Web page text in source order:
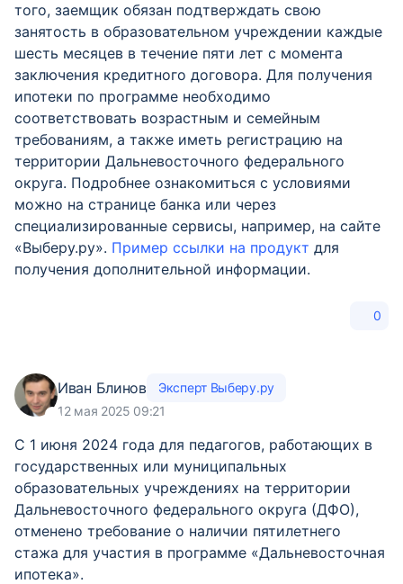
того, заемщик обязан подтверждать свою
занятость в образовательном учреждении каждые
шесть месяцев в течение пяти лет с момента
заключения кредитного договора. Для получения
ипотеки по программе необходимо
соответствовать возрастным и семейным
требованиям, а также иметь регистрацию на
территории Дальневосточного федерального
округа. Подробнее ознакомиться с условиями
можно на странице банка или через
специализированные сервисы, например, на сайте
«Выберу.ру». Пример ссылки на продукт для
получения дополнительной информации.
0
Иван Блинов
Эксперт Выберу.ру
12 мая 2025 09:21
С 1 июня 2024 года для педагогов, работающих в
государственных или муниципальных
образовательных учреждениях на территории
Дальневосточного федерального округа (ДФО),
отменено требование о наличии пятилетнего
стажа для участия в программе «Дальневосточная
ипотека».